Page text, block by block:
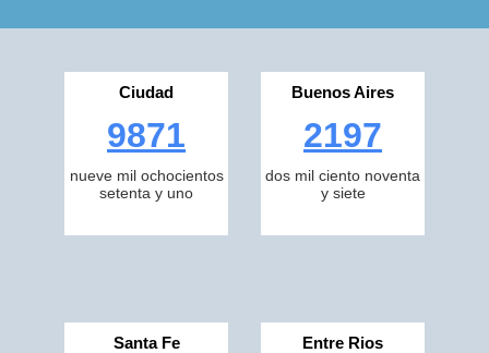
Ciudad
9871
nueve mil ochocientos
setenta y uno
Buenos Aires
2197
dos mil ciento noventa
y siete
Santa Fe Entre Rios